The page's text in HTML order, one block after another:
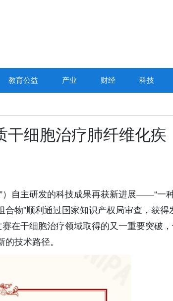
教育公益 产业 财经 科技
干细胞治疗肺纤维化疾
）自主研发的科技成果再获新进展——“一
物”顺利通过国家知识产权局审查，获得
在干细胞治疗领域取得的又一重要突破
技术路径。